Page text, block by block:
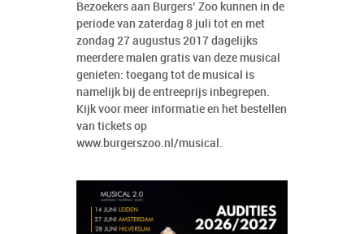
Bezoekers aan Burgers’ Zoo kunnen in de
periode van zaterdag 8 juli tot en met
zondag 27 augustus 2017 dagelijks
meerdere malen gratis van deze musical
genieten: toegang tot de musical is
namelijk bij de entreeprijs inbegrepen.
Kijk voor meer informatie en het bestellen
van tickets op
www.burgerszoo.nl/musical .